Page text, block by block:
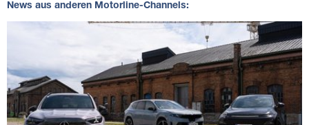
News aus anderen Motorline-Channels: